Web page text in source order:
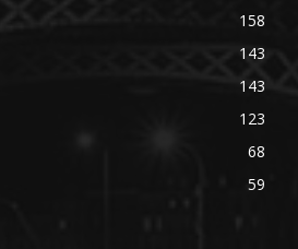
158
143
143
123
68
59